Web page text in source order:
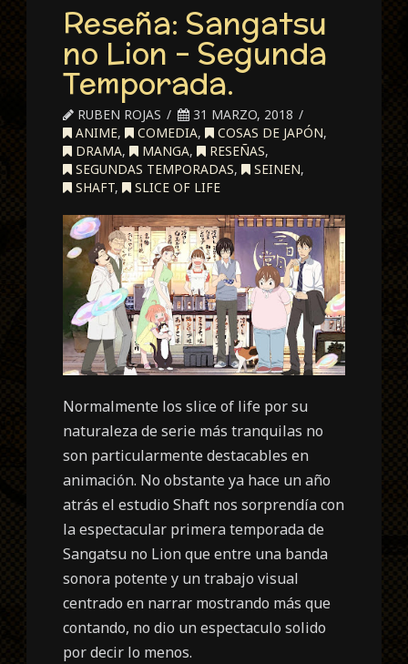
Reseña: Sangatsu
no Lion – Segunda
Temporada.
RUBEN ROJAS
31 MARZO, 2018
ANIME, COMEDIA, COSAS DE JAPÓN,
DRAMA, MANGA, RESEÑAS,
SEGUNDAS TEMPORADAS, SEINEN,
SHAFT, SLICE OF LIFE
Normalmente los slice of life por su
naturaleza de serie más tranquilas no
son particularmente destacables en
animación. No obstante ya hace un año
atrás el estudio Shaft nos sorprendía con
la espectacular primera temporada de
Sangatsu no Lion que entre una banda
sonora potente y un trabajo visual
centrado en narrar mostrando más que
contando, no dio un espectaculo solido
por decir lo menos.